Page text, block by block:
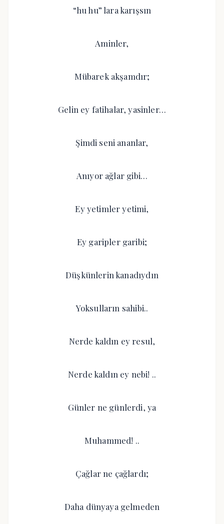
“hu hu” lara karışsın
Aminler,
Mübarek akşamdır;
Gelin ey fatihalar, yasinler…
Şimdi seni ananlar,
Anıyor ağlar gibi…
Ey yetimler yetimi,
Ey garipler garibi;
Düşkünlerin kanadıydın
Yoksulların sahibi..
Nerde kaldın ey resul,
Nerde kaldın ey nebi! ..
Günler ne günlerdi, ya
Muhammed! ..
Çağlar ne çağlardı;
Daha dünyaya gelmeden